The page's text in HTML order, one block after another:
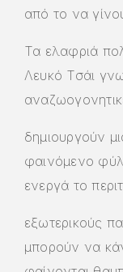
από το να
Τα ελαφριά
Λευκό Τσάι
δημιουργούν
φαινόμενο
ενεργά το
εξωτερικούς
μπορούν να